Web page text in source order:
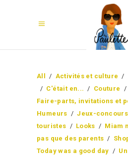
All / Activités et culture /
/ C'était en... / Couture /
Faire-parts, invitations et
Humeurs / Jeux-concours
touristes / Looks / Miam
pas que des parents /
Today was a good day /